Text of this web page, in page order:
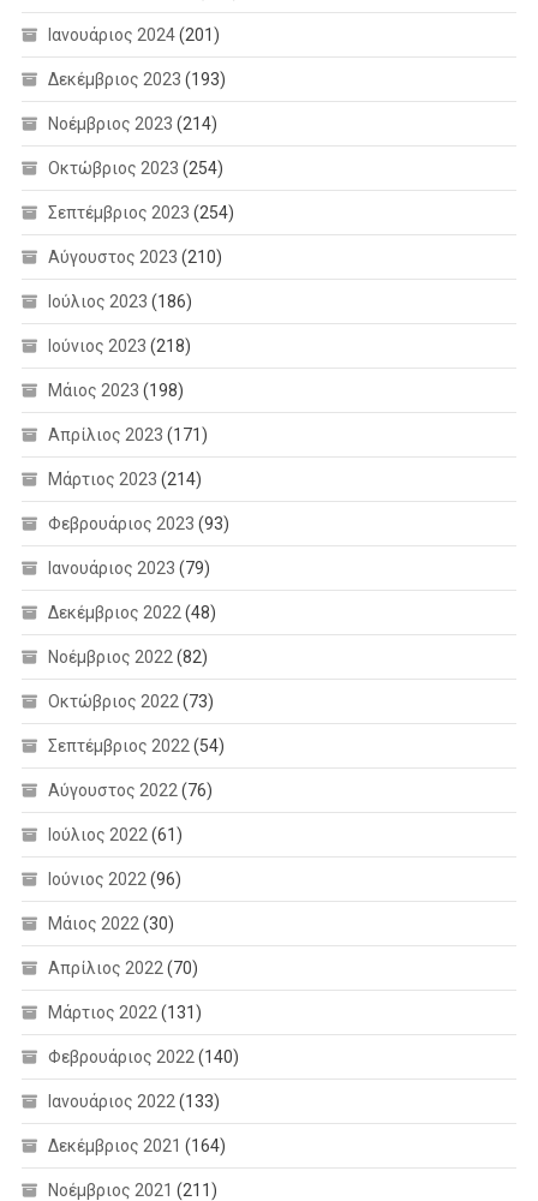
Ιανουάριος 2024(201)
Δεκέμβριος 2023 (193)
Νοέμβριος 2023 (214)
Οκτώβριος 2023 (254)
Σεπτέμβριος 2023 (254)
Αύγουστος 2023 (210)
Ιούλιος 2023 (186)
Ιούνιος 2023 (218)
Μάιος 2023 (198)
Απρίλιος 2023 (171)
Μάρτιος 2023 (214)
Φεβρουάριος 2023 (93)
Ιανουάριος 2023 (79)
Δεκέμβριος 2022 (48)
Νοέμβριος 2022 (82)
Οκτώβριος 2022 (73)
Σεπτέμβριος 2022 (54)
Αύγουστος 2022 (76)
Ιούλιος 2022 (61)
Ιούνιος 2022 (96)
Μάιος 2022 (30)
Απρίλιος 2022 (70)
Μάρτιος 2022 (131)
Φεβρουάριος 2022 (140)
Ιανουάριος 2022 (133)
Δεκέμβριος 2021 (164)
Νοέμβριος 2021 (211)